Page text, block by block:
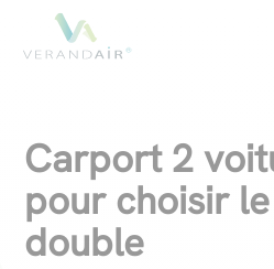
Carport 2
pour choisir
double